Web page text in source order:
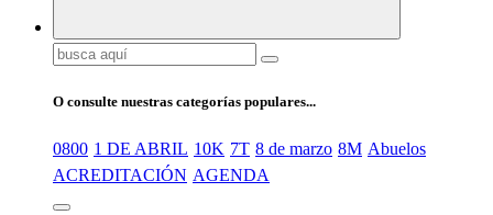
Buscar:
O consulte nuestras categorías populares...
0800 1 DE ABRIL 10K 7T 8 de marzo 8M Abuelos
ACREDITACIÓN AGENDA